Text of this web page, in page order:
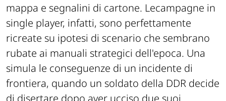
mappa e segnalini di cartone. Lecampagne in
single player, infatti, sono perfettamente
ricreate su ipotesi di scenario che sembrano
rubate ai manuali strategici dell'epoca. Una
simula le conseguenze di un incidente di
frontiera, quando un soldato della DDR decide
di disertare dopo aver ucciso due suoi